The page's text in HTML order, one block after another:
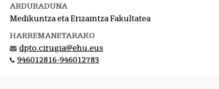
ARDURADUNA
Medikuntza eta Erizaintza Fakultatea
HARREMANETARAKO
dpto.cirugia@ehu.eus
946012816-946012783